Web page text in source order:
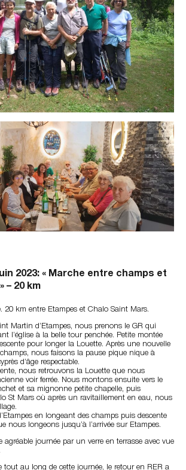
2023: « Marche entre champs et
– 20 km
20 km entre Etampes et Chalo Saint Mars.
Martin d’Etampes, nous prenons le GR qui
l’église à la belle tour penchée. Petite montée
pour longer la Louette. Après une nouvelle
nous faisons la pause pique nique à
d’âge respectable.
nous retrouvons la Louette que nous
voir ferrée. Nous montons ensuite vers le
et sa mignonne petite chapelle, puis
St Mars où après un ravitaillement en eau, nous
en longeant des champs puis descente
nous longeons jusqu’à l’arrivée sur Etampes.
agréable journée par un verre en terrasse avec vue
tout au long de cette journée, le retour en RER a